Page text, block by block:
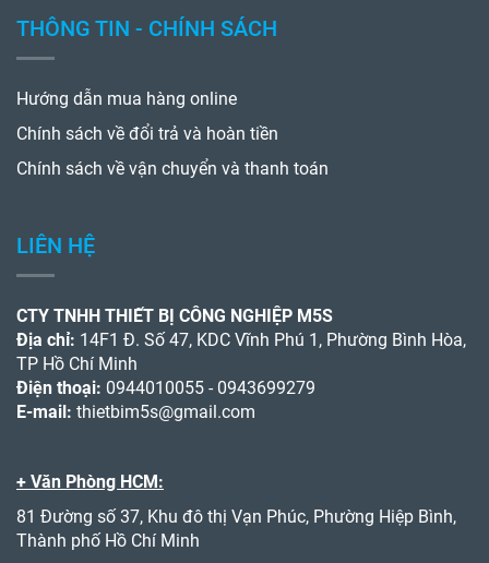
THÔNG TIN - CHÍNH SÁCH
Hướng dẫn mua hàng online
Chính sách về đổi trả và hoàn tiền
Chính sách về vận chuyển và thanh toán
LIÊN HỆ
CTY TNHH THIẾT BỊ CÔNG NGHIỆP M5S
Địa chỉ: 14F1 Đ. Số 47, KDC Vĩnh Phú 1, Phường Bình Hòa,
TP Hồ Chí Minh
Điện thoại: 0944010055 - 0943699279
E-mail: thietbim5s@gmail.com
+ Văn Phòng HCM:
81 Đường số 37, Khu đô thị Vạn Phúc, Phường Hiệp Bình,
Thành phố Hồ Chí Minh